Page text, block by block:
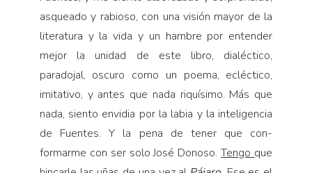
asqueado y rabioso, con una visión mayor de la
literatura y la vida y un hambre por entender
mejor la unidad de este libro, dialéctico,
paradojal, oscuro como un poema, ecléctico,
imitativo, y antes que nada riquísimo. Más que
nada, siento envi­dia por la labia y la inteligencia
de Fuentes. Y la pena de tener que con­
formarme con ser solo José Donoso.Tengo que